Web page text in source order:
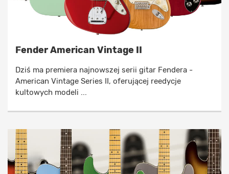
Fender American Vintage II
Dziś ma premiera najnowszej serii gitar Fendera -
American Vintage Series II, oferującej reedycje
kultowych modeli ...